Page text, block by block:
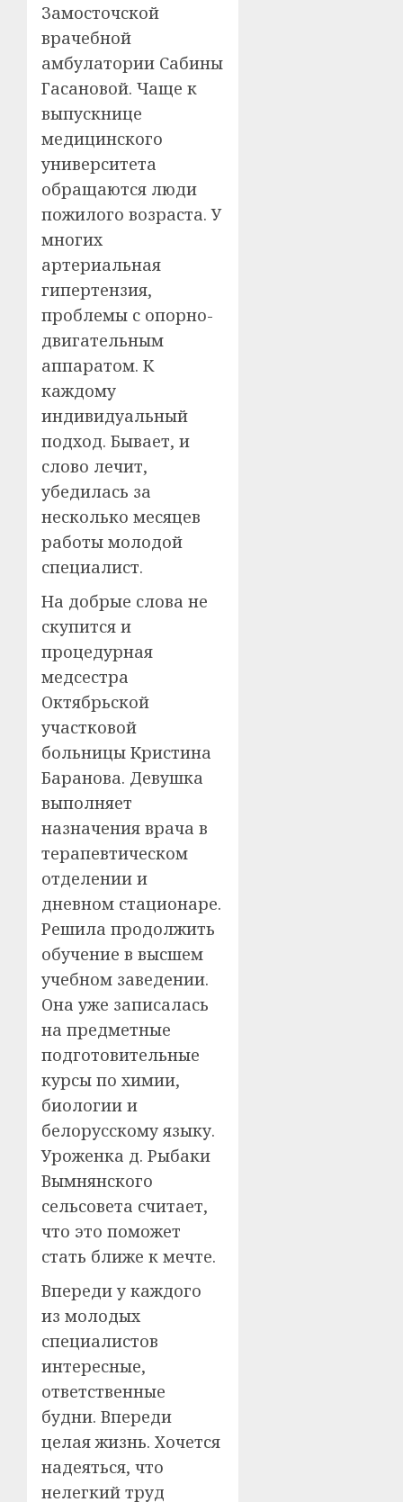
Замосточской
врачебной
амбулатории Сабины
Гасановой. Чаще к
выпускнице
медицинского
университета
обращаются люди
пожилого возраста. У
многих
артериальная
гипертензия,
проблемы с опорно-
двигательным
аппаратом. К
каждому
индивидуальный
подход. Бывает, и
слово лечит,
убедилась за
несколько месяцев
работы молодой
специалист.
На добрые слова не
скупится и
процедурная
медсестра
Октябрьской
участковой
больницы Кристина
Баранова. Девушка
выполняет
назначения врача в
терапевтическом
отделении и
дневном стационаре.
Решила продолжить
обучение в высшем
учебном заведении.
Она уже записалась
на предметные
подготовительные
курсы по химии,
биологии и
белорусскому языку.
Уроженка д. Рыбаки
Вымнянского
сельсовета считает,
что это поможет
стать ближе к мечте.
Впереди у каждого
из молодых
специалистов
интересные,
ответственные
будни. Впереди
целая жизнь. Хочется
надеяться, что
нелегкий труд